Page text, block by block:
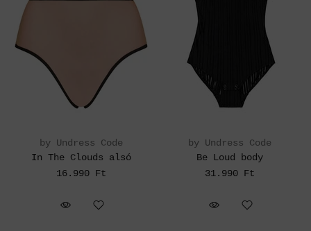
by Undress Code
In The Clouds alsó
16.990 Ft
by Undress Code
Be Loud body
31.990 Ft